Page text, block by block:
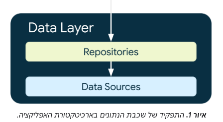
איור 1. התפקיד של שכבת הנתונים בארכיטקטורת האפליקציה.